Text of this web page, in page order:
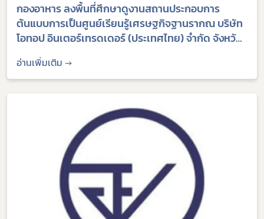
กองอาหาร ลงพื้นที่ศึกษาดูงานสถานประกอบการ
ต้นแบบการเป็นศูนย์เรียนรู้เศรษฐกิจฐานรากณ บริษัท
โอทอป อินเตอร์เทรดเดอร์ (ประเทศไทย) จำกัด จังหวัด
พระนครศรีอยุธยา
อ่านเพิ่มเติม →